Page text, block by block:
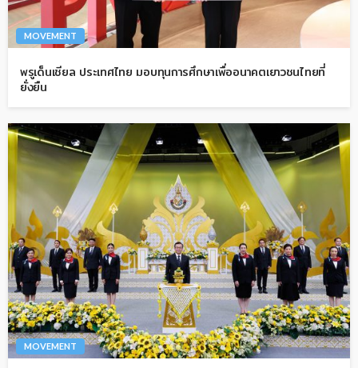
MOVEMENT
พรูเด็นเชียล ประเทศไทย มอบทุนการศึกษาเพื่ออนาคตเยาวชนไทยที่
ยั่งยืน
MOVEMENT